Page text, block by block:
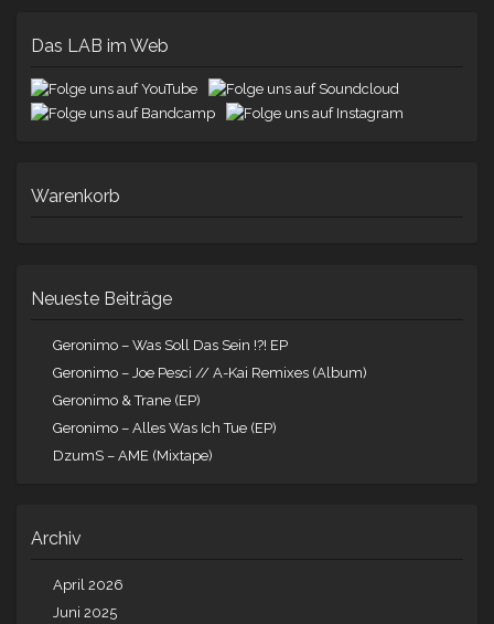
Das LAB im Web
Warenkorb
Neueste Beiträge
Geronimo – Was Soll Das Sein !?! EP
Geronimo – Joe Pesci // A-Kai Remixes (Album)
Geronimo & Trane (EP)
Geronimo – Alles Was Ich Tue (EP)
DzumS – AME (Mixtape)
Archiv
April 2026
Juni 2025